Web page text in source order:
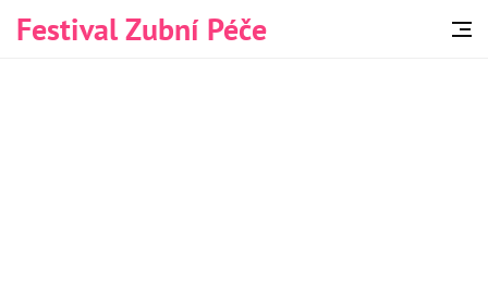
Festival Zubní Péče